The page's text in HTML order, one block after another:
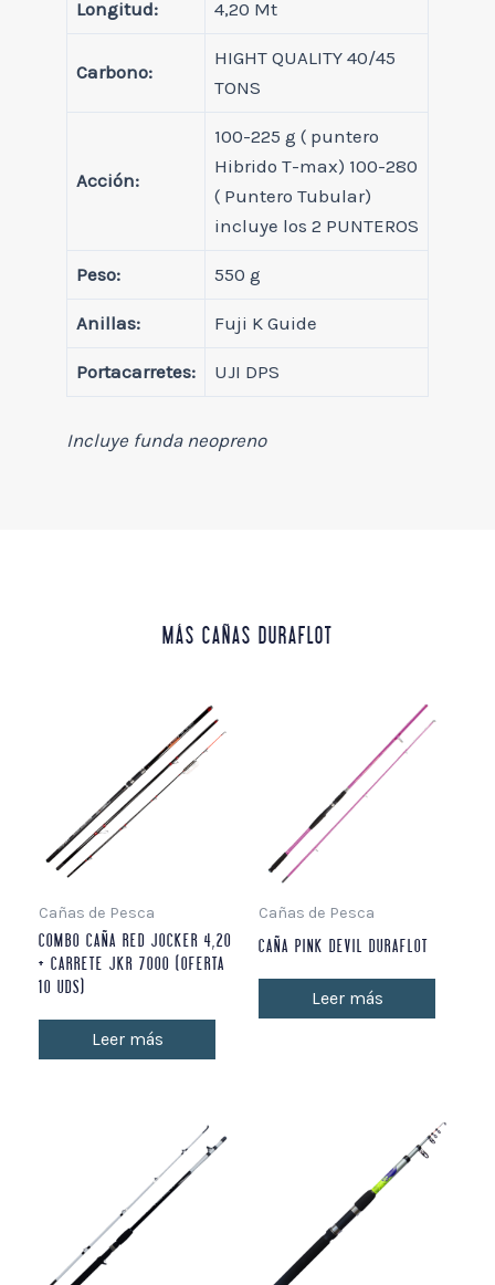
Longitud: 4,20 Mt
Carbono:
HIGHT QUALITY 40/45
TONS
Acción:
100-225 g ( puntero
Hibrido T-max) 100-280
( Puntero Tubular)
incluye los 2 PUNTEROS
Peso: 550 g
Anillas: Fuji K Guide
Portacarretes: UJI DPS
Incluye funda neopreno
MÁS CAÑAS DURAFLOT
Cañas de Pesca
COMBO CAÑA RED JOCKER 4,20
+ CARRETE JKR 7000 (OFERTA
10 UDS)
Leer más
Cañas de Pesca
CAÑA PINK DEVIL DURAFLOT
Leer más